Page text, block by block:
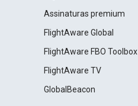
Assinaturas premium
FlightAware Global
FlightAware FBO Toolbox
FlightAware TV
GlobalBeacon